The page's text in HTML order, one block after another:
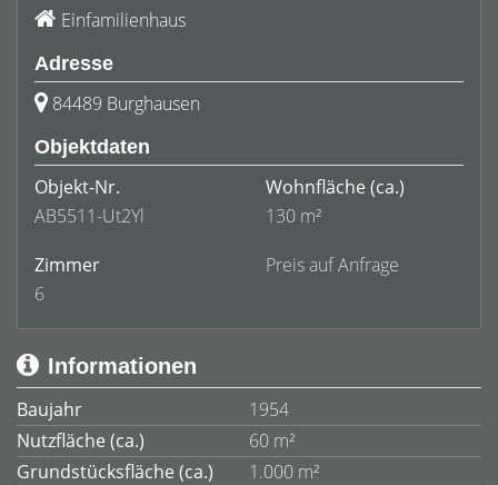
Einfamilienhaus
Adresse
84489 Burghausen
Objektdaten
Objekt-Nr.
AB5511-Ut2Yl
Wohnfläche (ca.)
130 m²
Zimmer
6
Preis auf Anfrage
Informationen
Baujahr
1954
Nutzfläche (ca.)
60 m²
Grundstücksfläche (ca.)
1.000 m²